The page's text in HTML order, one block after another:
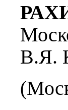
В.Я.